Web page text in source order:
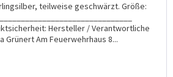
teilweise geschwärzt. Größe:
Hersteller / Verantwortliche
Grünert Am Feuerwehrhaus 8...